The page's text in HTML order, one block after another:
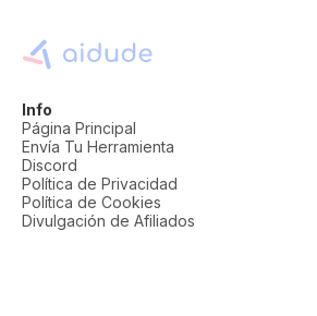
Info
Página Principal
Envía Tu Herramienta
Discord
Política de Privacidad
Política de Cookies
Divulgación de Afiliados